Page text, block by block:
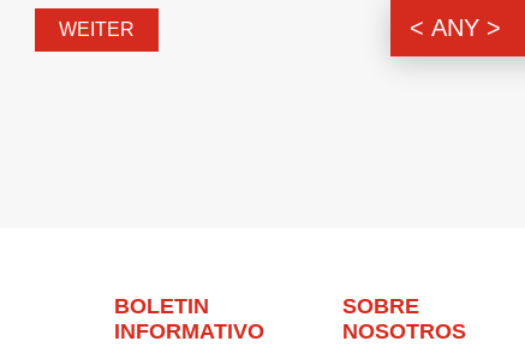
WEITER
BOLETIN
INFORMATIVO
SOBRE
NOSOTROS